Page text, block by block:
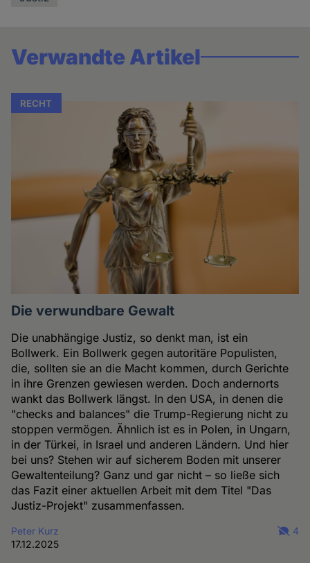
Verwandte Artikel
RECHT
Die verwundbare Gewalt
Die unabhängige Justiz, so denkt man, ist ein
Bollwerk. Ein Bollwerk gegen autoritäre Populisten,
die, sollten sie an die Macht kommen, durch Gerichte
in ihre Grenzen gewiesen werden. Doch andernorts
wankt das Bollwerk längst. In den USA, in denen die
"checks and balances" die Trump-Regierung nicht zu
stoppen vermögen. Ähnlich ist es in Polen, in Ungarn,
in der Türkei, in Israel und anderen Ländern. Und hier
bei uns? Stehen wir auf sicherem Boden mit unserer
Gewaltenteilung? Ganz und gar nicht – so ließe sich
das Fazit einer aktuellen Arbeit mit dem Titel "Das
Justiz-Projekt" zusammenfassen.
Peter Kurz
17.12.2025
4